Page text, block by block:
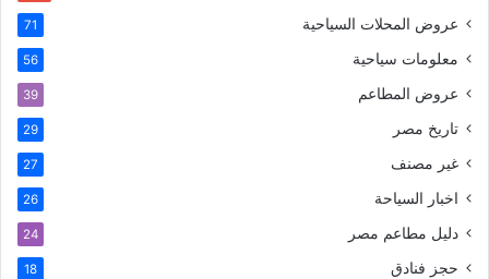
عروض المحلات السياحية 71
معلومات سياحية 56
عروض المطاعم 39
تاريخ مصر 29
غير مصنف 27
اخبار السياحة 26
دليل مطاعم مصر 24
حجز فنادق 18